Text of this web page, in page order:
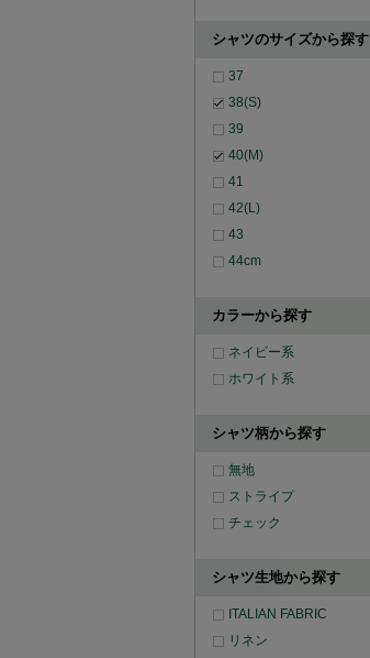
シャツのサイズから探す
37
38(S)
39
40(M)
41
42(L)
43
44cm
カラーから探す
ネイビー系
ホワイト系
シャツ柄から探す
無地
ストライプ
チェック
シャツ生地から探す
ITALIAN FABRIC
リネン